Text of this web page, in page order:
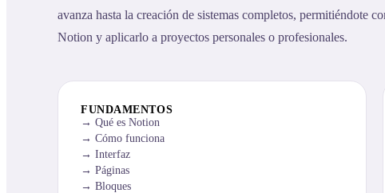
avanza hasta la creación de sistemas completos, permitiéndote
Notion y aplicarlo a proyectos personales o profesionales.
FUNDAMENTOS
Qué es Notion
Cómo funciona
Interfaz
Páginas
Bloques